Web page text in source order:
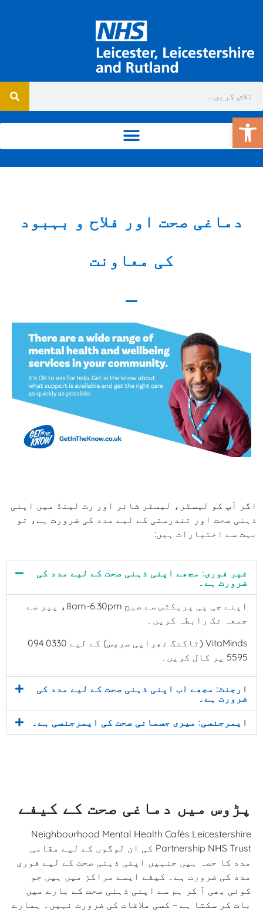
ٹول بار کھولیں۔
دماغی صحت اور فلاح و بہبود
کی معاونت
اگر آپ کو لیسٹر، لیسٹر شائر اور رٹ لینڈ میں اپنی
ذہنی صحت اور تندرستی کے لیے مدد کی ضرورت ہے، تو
بہت سے اختیارات ہیں:
غیر فوری: مجھے اپنی ذہنی صحت کے لیے مدد کی
ضرورت ہے۔
اپنے جی پی پریکٹس سے صبح 8am-6:30pm، پیر سے
جمعہ تک رابطہ کریں۔
VitaMinds (ٹاکنگ تھراپی سروس) کے لیے 0330 094
5595 پر کال کریں۔
ارجنٹ: مجھے اب اپنی ذہنی صحت کے لیے مدد کی
ضرورت ہے۔
ایمرجنسی: میری جسمانی صحت کی ایمرجنسی ہے۔
پڑوس میں دماغی صحت کے کیفے
Neighbourhood Mental Health Cafés Leicestershire
Partnership NHS Trust کی ان لوگوں کے لیے مقامی
مدد کا حصہ ہیں جنہیں اپنی ذہنی صحت کے لیے فوری
مدد کی ضرورت ہے۔ کیفے ایسے مراکز میں ہیں جو
کوئی بھی آ کر ہم سے اپنی ذہنی صحت کے بارے میں
بات کر سکتا ہے – کسی ملاقات کی ضرورت نہیں۔ ہمارے